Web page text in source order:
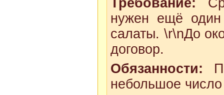
Требование:
нужен ещё
салаты. \r\nДо
договор.
Обязанности:
небольшое